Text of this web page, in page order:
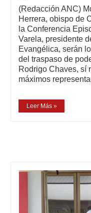
(Redacción ANC)
Herrera, obispo de
la Conferencia
Varela, presidente
Evangélica, serán
del traspaso de
Rodrigo Chaves, sí
máximos
Leer Más »